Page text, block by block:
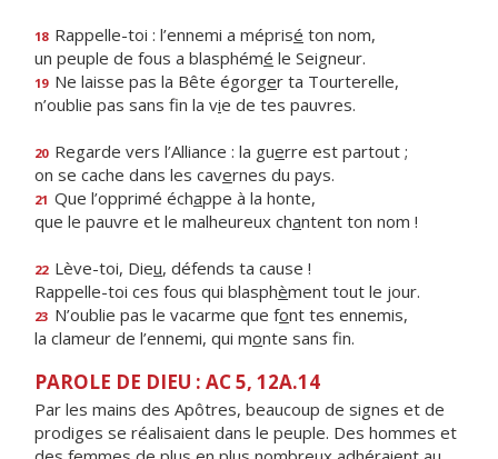
18 Rappelle-toi : l’ennemi a méprisé ton nom,
un peuple de fous a blasphémé le Seigneur.
19 Ne laisse pas la Bête égorger ta Tourterelle,
n’oublie pas sans fin la vie de tes pauvres.
20 Regarde vers l’Alliance : la guerre est partout ;
on se cache dans les cavernes du pays.
21 Que l’opprimé échappe à la honte,
que le pauvre et le malheureux chantent ton nom !
22 Lève-toi, Dieu, défends ta cause !
Rappelle-toi ces fous qui blasphèment tout le jour.
23 N’oublie pas le vacarme que font tes ennemis,
la clameur de l’ennemi, qui monte sans fin.
PAROLE DE DIEU : AC 5, 12A.14
Par les mains des Apôtres, beaucoup de signes et de
prodiges se réalisaient dans le peuple. Des hommes et